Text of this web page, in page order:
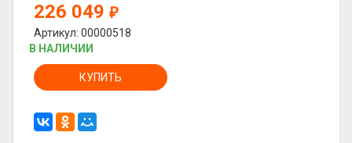
226 049 ₽
Артикул: 00000518
В НАЛИЧИИ
КУПИТЬ